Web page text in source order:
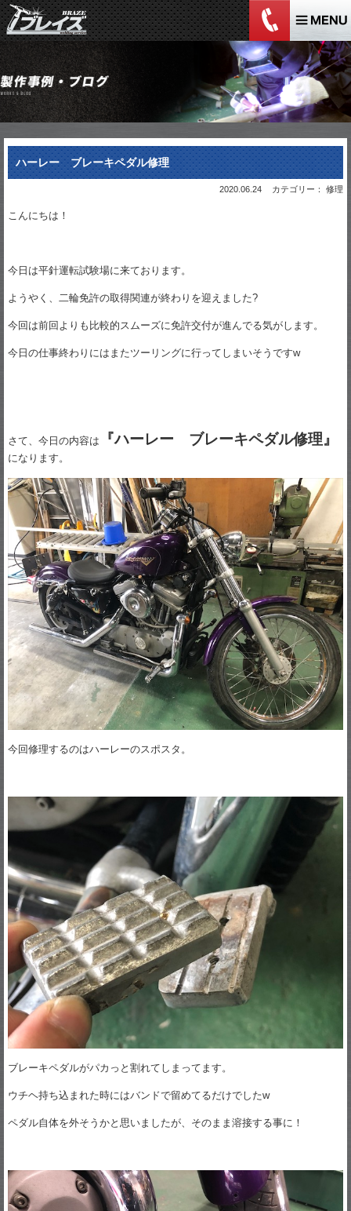
ハーレー ブレーキペダル修理
2020.06.24 カテゴリー： 修理
こんにちは！
今日は平針運転試験場に来ております。
ようやく、二輪免許の取得関連が終わりを迎えました?
今回は前回よりも比較的スムーズに免許交付が進んでる気がします。
今日の仕事終わりにはまたツーリングに行ってしまいそうですw
さて、今日の内容は 『ハーレー ブレーキペダル修理』
になります。
今回修理するのはハーレーのスポスタ。
ブレーキペダルがパカっと割れてしまってます。
ウチヘ持ち込まれた時にはバンドで留めてるだけでしたw
ペダル自体を外そうかと思いましたが、そのまま溶接する事に！